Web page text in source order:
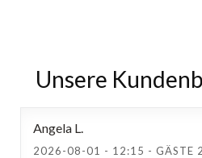
Unsere
Angela L
2026-08-01 - 12:15 - GÄSTE 2